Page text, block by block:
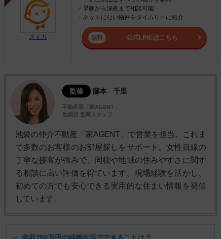
スミカ
・早朝から深夜まで相談可能
・ネットにない物件をタイムリーに紹介
公式LINEはこちら
監修 藤本 千里
不動産屋「家AGENT」
池袋店 営業スタッフ
池袋の仲介不動産「家AGENT」で営業を担当。これま
で多数のお客様のお部屋探しをサポート。女性目線の
丁寧な接客が強みで、同棲や地域の住みやすさに関す
る相談に高い評価を得ています。現場経験を活かし、
初めての方でも安心できる実用的な住まい情報を発信
しています。
年収250万円の結婚生活でできることは？